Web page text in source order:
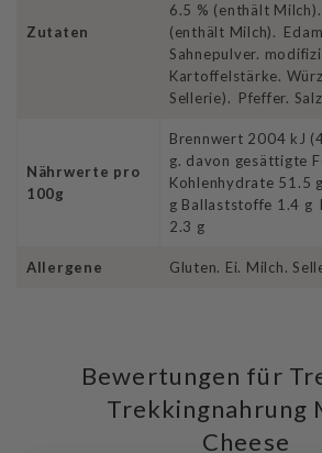
Zutaten
6.5 % (enthält
(enthält Milch).
Sahnepulver.
Kartoffelstärke.
Sellerie). Pfeffer. Salz
Nährwerte pro
100g
Brennwert 2004 kJ
g. davon gesättigte
Kohlenhydrate 51.5
g Ballaststoffe 1.4 g
2.3 g
Allergene Gluten. Ei. Milch.
Bewertungen für
Trekkingnahrung
Cheese